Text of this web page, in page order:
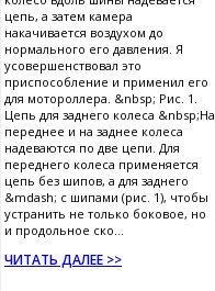
цепь, а затем камера
накачивается воздухом до
нормального его давления. Я
усовершенствовал это
приспособление и применил его
для мотороллера. &nbsp; Рис. 1.
Цепь для заднего колеса &nbsp;На
переднее и на заднее колеса
надеваются по две цепи. Для
переднего колеса применяется
цепь без шипов, а для заднего
&mdash; с шипами (рис. 1), чтобы
устранить не только боковое, но
и продольное ско...
ЧИТАТЬ ДАЛЕЕ >>